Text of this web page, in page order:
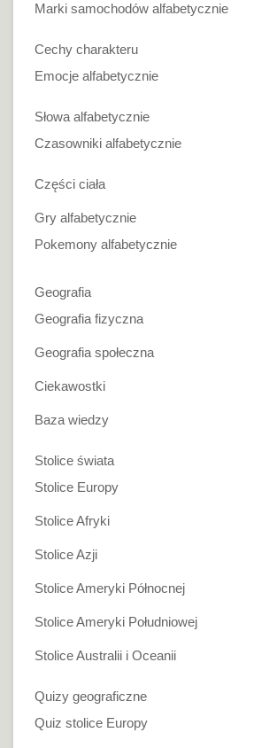
Marki samochodów alfabetycznie
Cechy charakteru
Emocje alfabetycznie
Słowa alfabetycznie
Czasowniki alfabetycznie
Części ciała
Gry alfabetycznie
Pokemony alfabetycznie
Geografia
Geografia fizyczna
Geografia społeczna
Ciekawostki
Baza wiedzy
Stolice świata
Stolice Europy
Stolice Afryki
Stolice Azji
Stolice Ameryki Północnej
Stolice Ameryki Południowej
Stolice Australii i Oceanii
Quizy geograficzne
Quiz stolice Europy